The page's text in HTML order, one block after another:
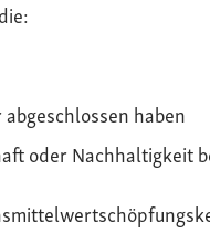
haben
oder Nachhaltigkeit